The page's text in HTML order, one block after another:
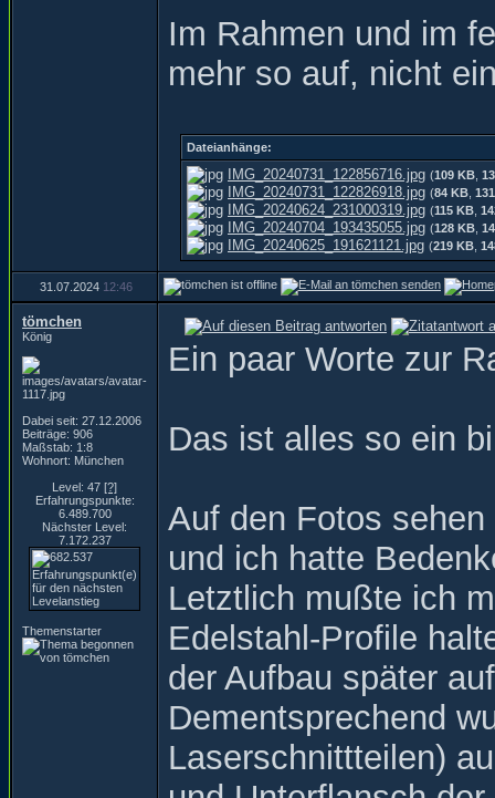
Im Rahmen und im
mehr so auf, nicht
Dateianhänge:
IMG_20240731_122856716.jpg (109 KB
IMG_20240731_122826918.jpg (84 KB 131
IMG_20240624_231000319.jpg (115 KB
IMG_20240704_193435055.jpg (128 KB
IMG_20240625_191621121.jpg (219 KB
31.07.2024 12:46
tömchen
König
Dabei seit: 27.12.2006
Beiträge: 906
Maßstab: 1:8
Wohnort: München
Level: 47 [?]
Erfahrungspunkte:
6.489.700
Nächster Level:
7.172.237
Themenstarter
Ein paar Worte zur
Das ist alles so ein
Auf den Fotos
und ich hatte
Letztlich mußte ich
Edelstahl-Profile
der Aufbau später
Dementsprechend
Laserschnittteilen)